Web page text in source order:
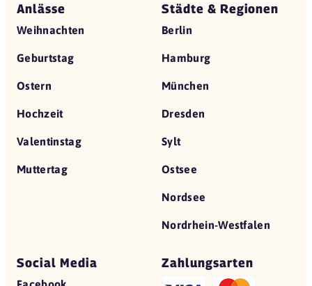
Anlässe
Weihnachten
Geburtstag
Ostern
Hochzeit
Valentinstag
Muttertag
Städte & Regionen
Berlin
Hamburg
München
Dresden
Sylt
Ostsee
Nordsee
Nordrhein-Westfalen
Social Media Zahlungsarten